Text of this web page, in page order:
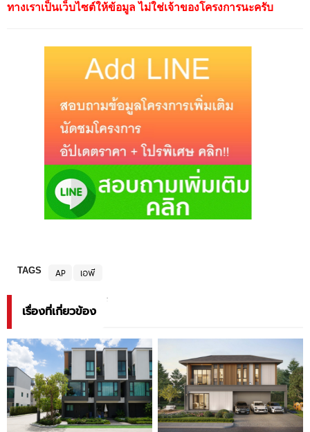
ทางเราเป็นเว็บไซต์ให้ข้อมูล ไม่ใช่เจ้าของโครงการนะครับ
TAGS AP เอพี
เรื่องที่เกี่ยวข้อง